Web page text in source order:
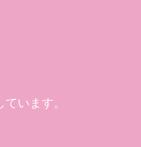
います。